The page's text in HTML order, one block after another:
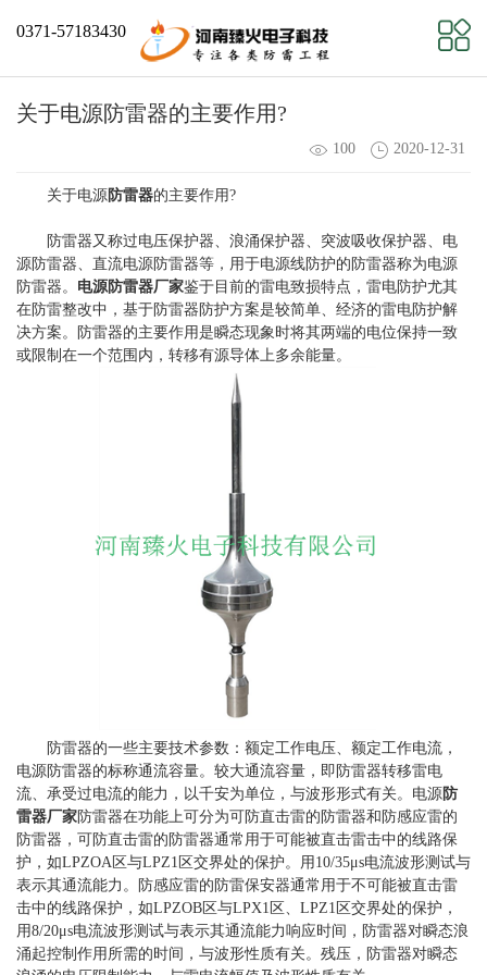
0371-57183430
关于电源防雷器的主要作用?
100 2020-12-31
关于电源 防雷器的主要作用?
防雷器又称过电压保护器、浪涌保护器、突波吸收保护器、电
源防雷器、直流电源防雷器等，用于电源线防护的防雷器称为电源
防雷器。
电源防雷器厂家鉴于目前的雷电致损特点，雷电防护尤其
在防雷整改中，基于防雷器防护方案是较简单、经济的雷电防护解
决方案。防雷器的主要作用是瞬态现象时将其两端的电位保持一致
或限制在一个范围内，转移有源导体上多余能量。
防雷器的一些主要技术参数：额定工作电压、额定工作电流，
电源防雷器的标称通流容量。较大通流容量，即防雷器转移雷电
流、承受过电流的能力，以千安为单位，与波形形式有关。电源防
雷器厂家防雷器在功能上可分为可防直击雷的防雷器和防感应雷的
防雷器，可防直击雷的防雷器通常用于可能被直击雷击中的线路保
护，如LPZOA区与LPZ1区交界处的保护。用10/35μs电流波形测试与
表示其通流能力。防感应雷的防雷保安器通常用于不可能被直击雷
击中的线路保护，如LPZOB区与LPX1区、LPZ1区交界处的保护，
用8/20μs电流波形测试与表示其通流能力响应时间，防雷器对瞬态浪
涌起控制作用所需的时间，与波形性质有关。残压，防雷器对瞬态